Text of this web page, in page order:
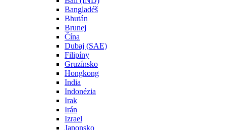
Bangladéš
Bhután
Brunej
Čína
Dubaj (SAE)
Filipíny
Gruzínsko
Hongkong
India
Indonézia
Irak
Irán
Izrael
Japonsko